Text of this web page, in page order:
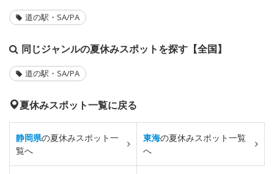
道の駅・SA/PA
同じジャンルの夏休みスポットを探す【全国】
道の駅・SA/PA
夏休みスポット一覧に戻る
静岡県の夏休みスポット一
覧へ
東海の夏休みスポット一覧
へ